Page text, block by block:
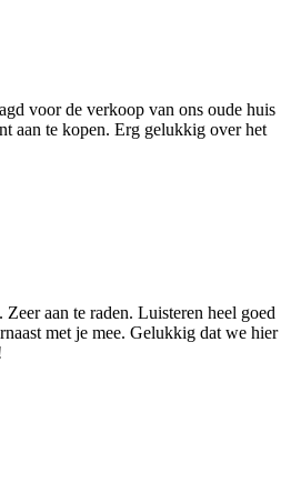
voor de verkoop van ons oude huis
aan te kopen. Erg gelukkig over het
aan te raden. Luisteren heel goed
met je mee. Gelukkig dat we hier